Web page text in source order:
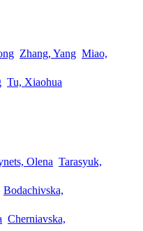
Zhang, Yang Miao,
Tu, Xiaohua
Olena Tarasyuk,
Bodachivska,
Cherniavska,